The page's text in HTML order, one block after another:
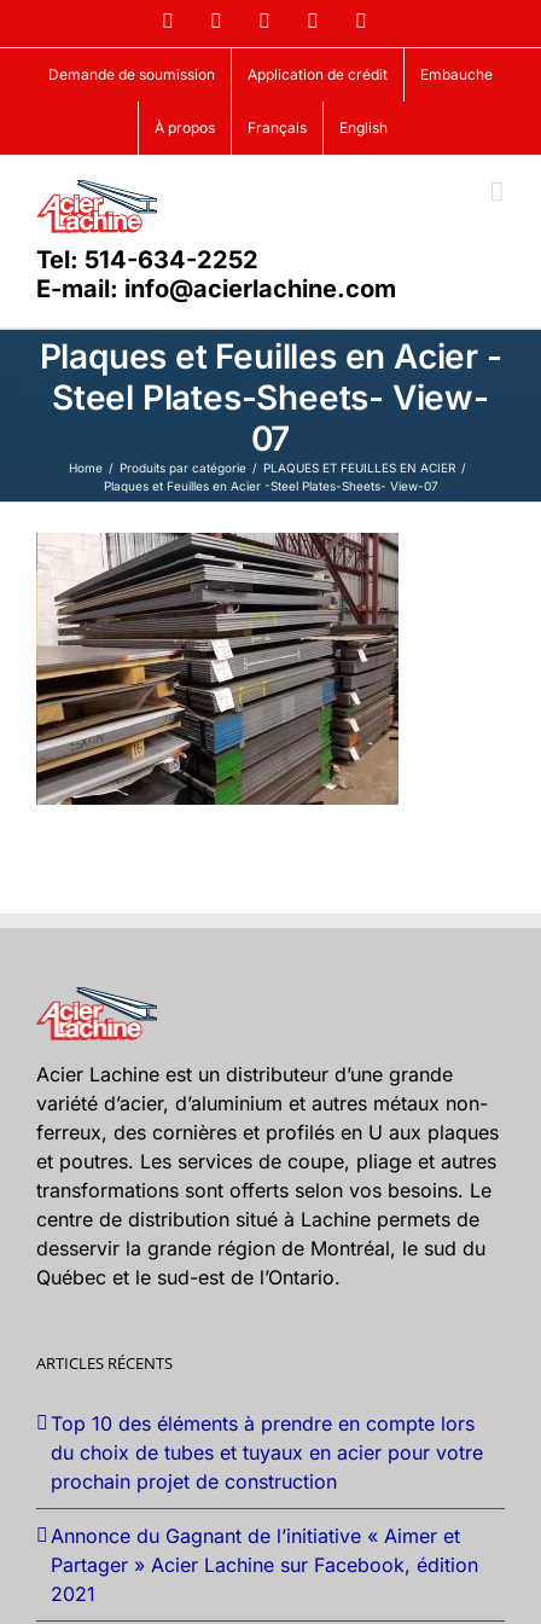
to
content
FacebookLinkedIn YouTube
Demande de soumission Application de crédit Embauche
À propos Français English
Tel: 514-634-2252
E-mail: info@acierlachine.com
Plaques et Feuilles en Acier -
Steel Plates-Sheets- View-
07
Home Produits par catégorie
PLAQUES ET FEUILLES EN ACIER
Plaques et Feuilles en Acier -Steel Plates-Sheets- View-07
Acier Lachine est un distributeur d’une grande
variété d’acier, d’aluminium et autres métaux non-
ferreux, des cornières et profilés en U aux plaques
et poutres. Les services de coupe, pliage et autres
transformations sont offerts selon vos besoins. Le
centre de distribution situé à Lachine permets de
desservir la grande région de Montréal, le sud du
Québec et le sud-est de l’Ontario.
ARTICLES RÉCENTS
Top 10 des éléments à prendre en compte lors
du choix de tubes et tuyaux en acier pour votre
prochain projet de construction
Annonce du Gagnant de l’initiative « Aimer et
Partager » Acier Lachine sur Facebook, édition
2021